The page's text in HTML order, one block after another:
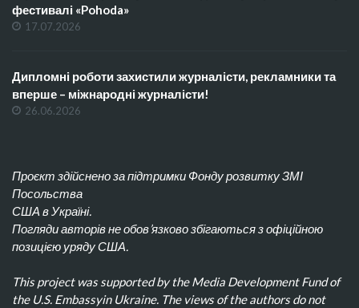
фестивалі «Pohoda»
17.07.2026
Дипломні роботи захистили журналісти, рекламники та
вперше – міжнародні журналісти!
26.06.2026
Проєкт здійснено за підтримки Фонду розвитку ЗМІ
Посольства
США в Україні.
Погляди авторів не обов’язково збігаються з офіційною
позицією уряду США.
This project was supported by the Media Development Fund of
the U.S. Embassyin Ukraine. The views of the authors do not